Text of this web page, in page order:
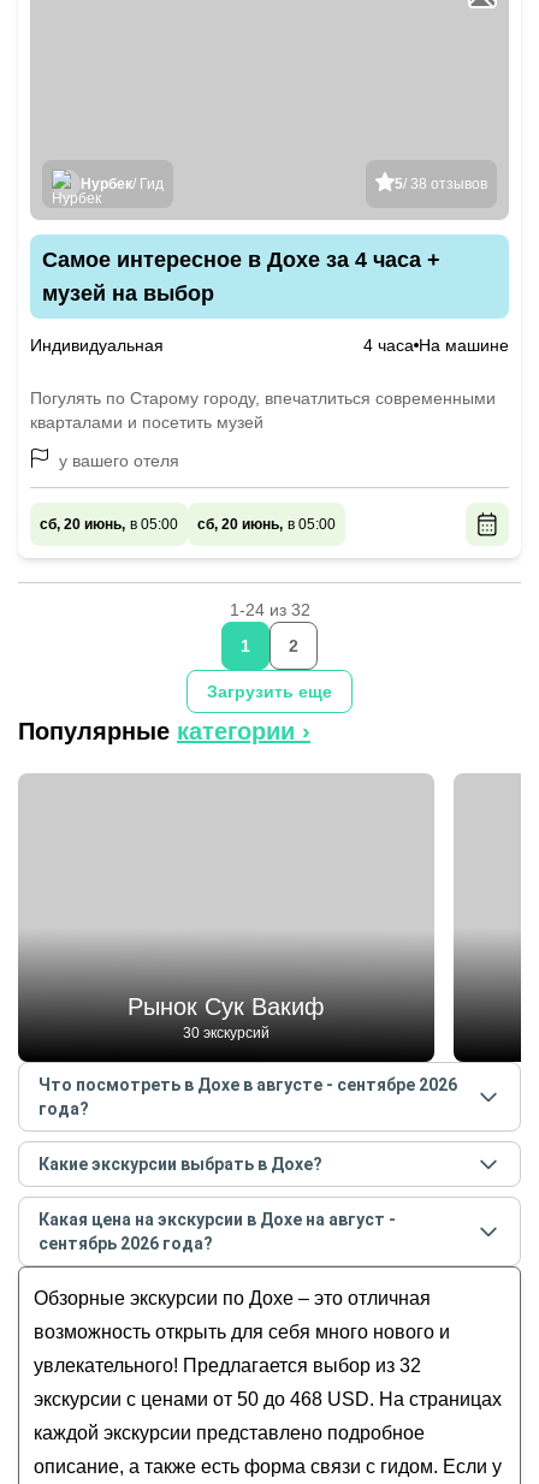
5/ 38 отзывов
Нурбек/ Гид
Самое интересное в Дохе за 4 часа +
музей на выбор
Индивидуальная 4 часа На машине
Погулять по Старому городу, впечатлиться современными
кварталами и посетить музей
у вашего отеля
сб, 20 июнь, в 05:00 сб, 20 июнь, в 05:00
1-24 из 32
Загрузить еще
1 2
Популярные категории ›
Рынок Сук Вакиф
30 экскурсий
Что посмотреть в Дохе в августе - сентябре 2026
года?
Самые популярные местав Дохев августе -
сентябре 2026года:
Рынок Сук Вакиф
Жемчужный остров
Культурная деревня
Набережная Корниш
Золотая мечеть
Какие экскурсии выбрать в Дохе?
Самые популярные экскурсиив Дохев августе -
сентябре 2026года:
Влюбиться в Доху: обзорная экскурсия в мини-
группе по столице Катара
Путешествие по Дохе, или Катар от Q до R
Групповая экскурсия по современной Дохе
Водная экскурсия вокруг вечерней Дохи
Влюбиться в Доху: обзорная экскурсия
по столице Катара
Какая цена на экскурсии в Дохе на август -
сентябрь 2026 года?
2026года от 50до 468 USD
Обзорные экскурсии по Дохе – это отличная
возможность открыть для себя много нового и
увлекательного! Предлагается выбор из 32
экскурсии с ценами от 50 до 468 USD. На страницах
каждой экскурсии представлено подробное
описание, а также есть форма связи с гидом. Если у